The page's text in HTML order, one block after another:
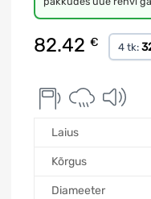
82.42 € 4 tk:
Laius
Kõrgus
Diameeter